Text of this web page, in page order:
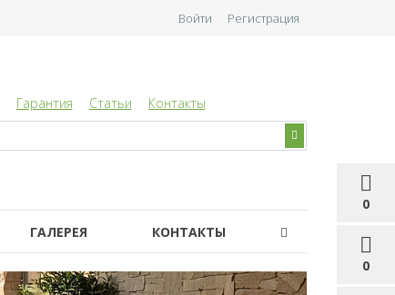
0
0
Войти Регистрация
Гарантия Статьи Контакты
ГАЛЕРЕЯ КОНТАКТЫ